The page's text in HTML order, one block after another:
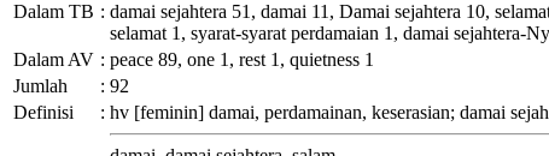
Dalam TB : damai sejahtera 51, damai 11, Damai sejahtera 10,
selamat 1, syarat-syarat perdamaian 1, damai sejahtera-
Dalam AV : peace 89, one 1, rest 1, quietness 1
Jumlah
: 92
Definisi
: hv [feminin] damai, perdamainan, keserasian; damai